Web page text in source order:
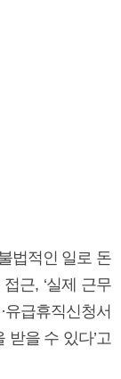
법적인 일로 돈
근, ‘실제 근무
급휴직신청서
을 수 있다’고